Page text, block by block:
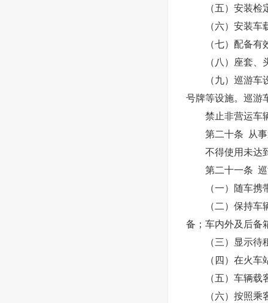
（五）安装检定
（六）安装车
（七）配备有效
（八）座套、头
（九）巡游车设
号牌等设施。巡游
禁止非营运车辆
第二十条 从事巡
不得使用未达到
第二十一条 巡
（一）随车携带
（二）保持车辆
备；车内外及后备
（三）显示待租
（四）在火车站
（五）车辆载客
（六）按照乘客